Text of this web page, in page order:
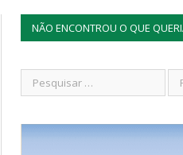
NÃO ENCONTROU O QUE